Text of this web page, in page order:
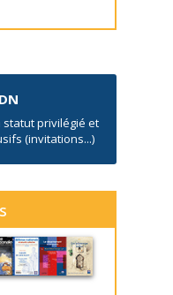
privilégié et
(invitations...)